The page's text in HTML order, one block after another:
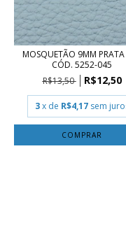
MOSQUETÃO 9MM
CÓD. 5252-045
R$13,50
R$12,50
3 x de R$4,17 sem
COMPRAR